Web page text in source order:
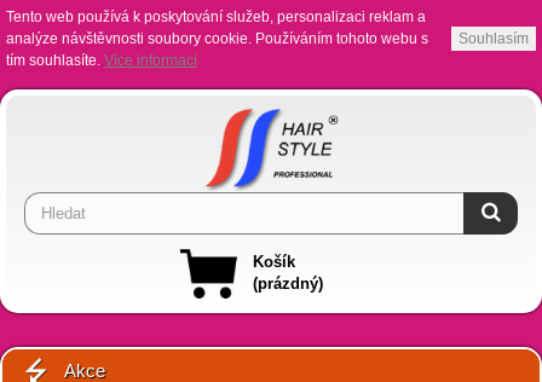
Tento web používá k poskytování služeb, personalizaci reklam a
analýze návštěvnosti soubory cookie. Používáním tohoto webu s
tím souhlasíte. Více informací
Souhlasím
Košík
(prázdný)
Akce